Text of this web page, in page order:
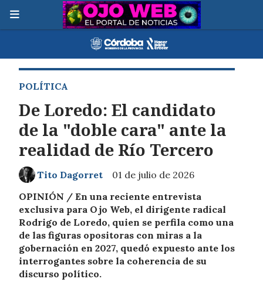
De Loredo: El candidato
de la "doble cara" ante la
realidad de Río Tercero
OPINIÓN / En una reciente entrevista
exclusiva para Ojo Web, el dirigente radical
Rodrigo de Loredo, quien se perfila como una
de las figuras opositoras con miras a la
gobernación en 2027, quedó expuesto ante los
interrogantes sobre la coherencia de su
discurso político.
POLÍTICA
01 de julio de 2026
Tito Dagorret